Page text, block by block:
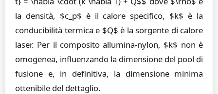
la densità, $c_p$ è il calore specifico, $k$ è la
conducibilità termica e $Q$ è la sorgente di calore
laser. Per il composito allumina-nylon, $k$ non è
omogenea, influenzando la dimensione del pool di
fusione e, in definitiva, la dimensione minima
ottenibile del dettaglio.